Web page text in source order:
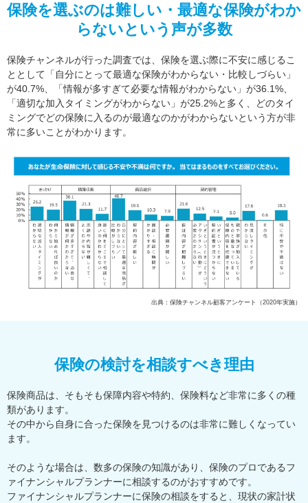
保険を選ぶのは難しい・最適な保険がわか
らないという声が多数
保険チャンネルが行った調査では、保険を選ぶ際に不安に感じるこ
ととして「自分にとって最適な保険がわからない・比較しづらい」
が40.7%、「情報が多すぎて必要な情報がわからない」が36.1%、
「適切な加入タイミングがわからない」が25.2%と多く、どのタイ
ミングでどの保険に入るのが最適なのかがわからないという方が非
常に多いことがわかります。
出典：保険チャンネル顧客アンケート（2020年実施）
保険の検討を相談すべき理由
保険商品は、そもそも保障内容や特約、保険料など非常に多くの種
類があります。
その中から自身に合った保険を見つけるのは非常に難しくなってい
ます。
そのような場合は、数多の保険の知識があり、保険のプロであるフ
ァイナンシャルプランナーに相談するのがおすすめです。
ファイナンシャルプランナーに保険の相談をすると、現状の家計状